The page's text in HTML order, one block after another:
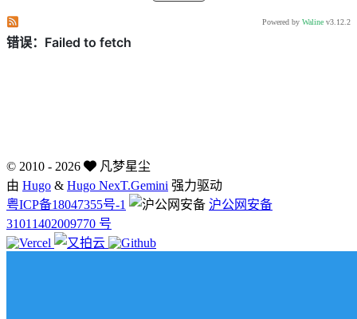
Powered by Waline v3.12.2
© 2010 - 2026
凡梦星尘
由 Hugo & Hugo NexT.Gemini 强力驱动
粤ICP备18047355号-1
沪公网安备
31011402009770 号